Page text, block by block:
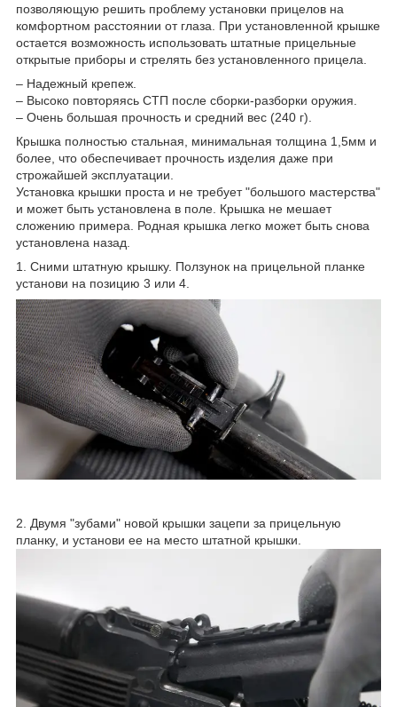
позволяющую решить проблему установки прицелов на
комфортном расстоянии от глаза. При установленной крышке
остается возможность использовать штатные прицельные
открытые приборы и стрелять без установленного прицела.
– Надежный крепеж.
– Высоко повторяясь СТП после сборки-разборки оружия.
– Очень большая прочность и средний вес (240 г).
Крышка полностью стальная, минимальная толщина 1,5мм и
более, что обеспечивает прочность изделия даже при
строжайшей эксплуатации.
Установка крышки проста и не требует "большого мастерства"
и может быть установлена в поле. Крышка не мешает
сложению примера. Родная крышка легко может быть снова
установлена назад.
1. Сними штатную крышку. Ползунок на прицельной планке
установи на позицию 3 или 4.
2. Двумя "зубами" новой крышки зацепи за прицельную
планку, и установи ее на место штатной крышки.